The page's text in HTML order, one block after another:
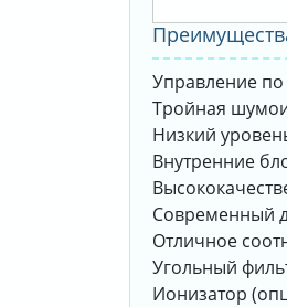
Управление
Тройная
Низкий
Внутренние
Современный
Отличное
Угольный
Ионизатор